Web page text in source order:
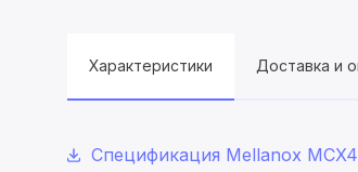
Характеристики Доставка и
Спецификация Mellanox